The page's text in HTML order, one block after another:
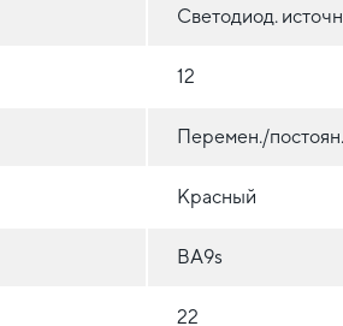
Светодиод.
12
Перемен./
Красный
BA9s
22